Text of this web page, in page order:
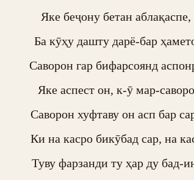
Яке беҷону бетан
Ба кӯҳу дашту дарё-бар
Саворон гар бифарсоянд
Яке аспест он, к-ӯ мар-
Саворон хуфтаву он асп бар
Ки на касро бикӯбад сар, на
Туву фарзанди ту ҳар ду бад-